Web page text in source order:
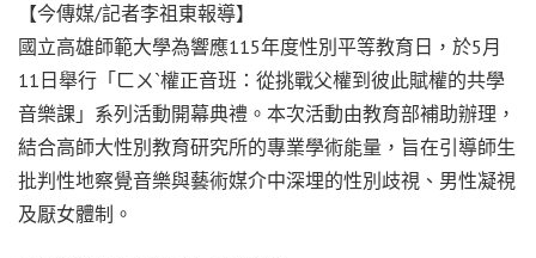
【今傳媒/記者李祖東報導】
國立高雄師範大學為響應115年度性別平等教育日，於5月
11日舉行「ㄈㄨˋ權正音班：從挑戰父權到彼此賦權的共學
音樂課」系列活動開幕典禮。本次活動由教育部補助辦理，
結合高師大性別教育研究所的專業學術能量，旨在引導師生
批判性地察覺音樂與藝術媒介中深埋的性別歧視、男性凝視
及厭女體制。